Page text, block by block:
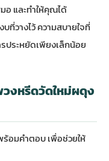
อ และทำให้คุณได้
ที่วางไว้ ความสบายใจที่
ประหยัดเพียงเล็กน้อย
งหรีดวัดใหม่ผดุง
อมคำตอบ เพื่อช่วยให้